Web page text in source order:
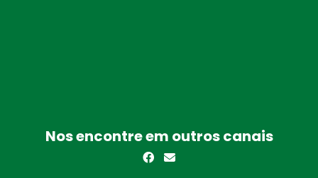
Nos encontre em outros canais